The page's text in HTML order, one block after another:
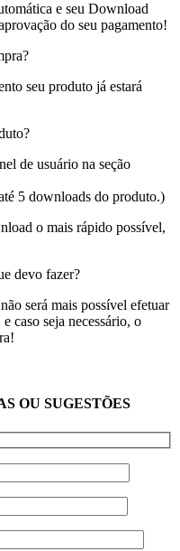
e seu Download
do seu pagamento!
seu produto já estará
de usuário na seção
5 downloads do produto.)
o mais rápido possível,
devo fazer?
será mais possível efetuar
caso seja necessário, o
OU SUGESTÕES